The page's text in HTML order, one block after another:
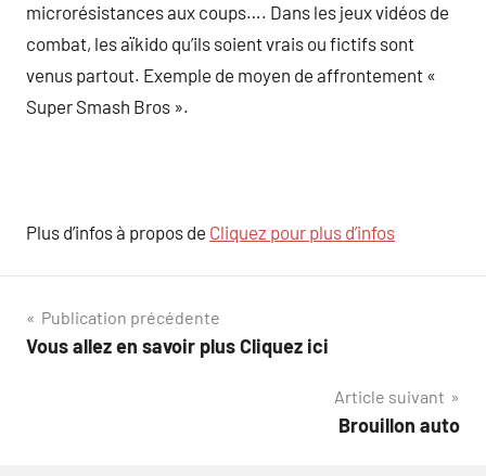
microrésistances aux coups…. Dans les jeux vidéos de
combat, les aïkido qu’ils soient vrais ou fictifs sont
venus partout. Exemple de moyen de affrontement «
Super Smash Bros ».
Plus d’infos à propos de Cliquez pour plus d’infos
Navigation
de
Publication précédente
Vous allez en savoir plus Cliquez ici
Article suivant
Brouillon auto